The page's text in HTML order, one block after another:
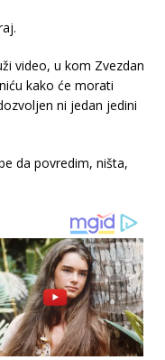
video, u kom Zvezdan
kako će morati
ni jedan jedini
da povredim, ništa,